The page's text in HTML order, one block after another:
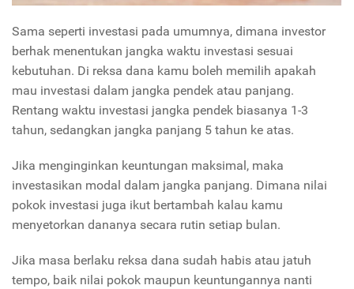
Sama seperti investasi pada umumnya, dimana investor
berhak menentukan jangka waktu investasi sesuai
kebutuhan. Di reksa dana kamu boleh memilih apakah
mau investasi dalam jangka pendek atau panjang.
Rentang waktu investasi jangka pendek biasanya 1-3
tahun, sedangkan jangka panjang 5 tahun ke atas.
Jika menginginkan keuntungan maksimal, maka
investasikan modal dalam jangka panjang. Dimana nilai
pokok investasi juga ikut bertambah kalau kamu
menyetorkan dananya secara rutin setiap bulan.
Jika masa berlaku reksa dana sudah habis atau jatuh
tempo, baik nilai pokok maupun keuntungannya nanti